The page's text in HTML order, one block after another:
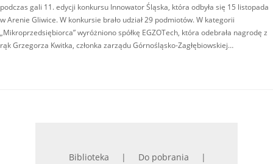
podczas gali 11. edycji konkursu Innowator Śląska, która odbyła się 15 listopada
w Arenie Gliwice. W konkursie brało udział 29 podmiotów. W kategorii
„Mikroprzedsiębiorca” wyróżniono spółkę EGZOTech, która odebrała nagrodę z
rąk Grzegorza Kwitka, członka zarządu Górnośląsko-Zagłębiowskiej…
Biblioteka
Do pobrania